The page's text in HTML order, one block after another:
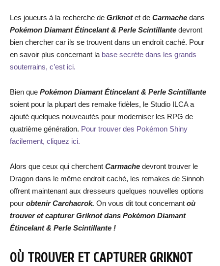
Les joueurs à la recherche de Griknotet de Carmache dans
Pokémon Diamant Étincelant & Perle Scintillante devront
bien chercher car ils se trouvent dans un endroit caché. Pour
en savoir plus concernant la base secrète dans les grands
souterrains, c’est ici.
Bien que Pokémon Diamant Étincelant & Perle Scintillante
soient pour la plupart des remake fidèles, le Studio ILCA a
ajouté quelques nouveautés pour moderniser les RPG de
quatrième génération. Pour trouver des Pokémon Shiny
facilement, cliquez ici.
Alors que ceux qui cherchent Carmache devront trouver le
Dragon dans le même endroit caché, les remakes de Sinnoh
offrent maintenant aux dresseurs quelques nouvelles options
pour obtenir Carchacrok. On vous dit tout concernant où
trouver et capturer Griknot dans Pokémon Diamant
Étincelant & Perle Scintillante !
OÙ TROUVER ET CAPTURER GRIKNOT